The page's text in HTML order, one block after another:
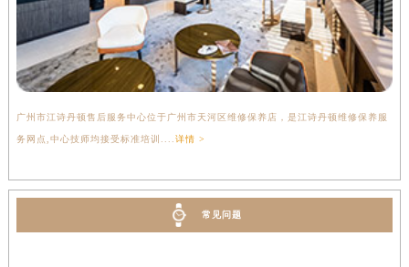
广州市江诗丹顿售后服务中心位于广州市天河区维修保养店，是江诗丹顿维修保养服
务网点,中心技师均接受标准培训....详情 >
常见问题